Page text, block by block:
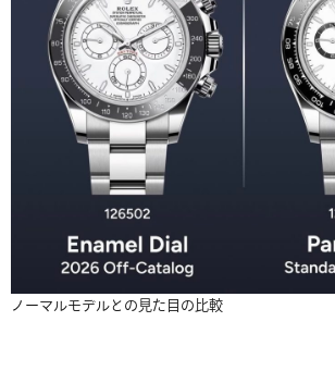
ノーマルモデルとの見た目の比較